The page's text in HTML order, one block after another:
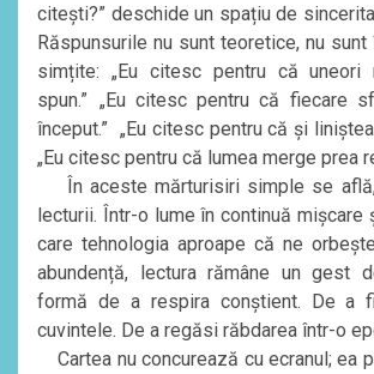
citești?” deschide un spațiu de
Răspunsurile nu sunt teoretice, nu
simțite: „Eu citesc pentru că
spun.” „Eu citesc pentru că fiecare
început.” „Eu citesc pentru că și
„Eu citesc pentru că lumea merge prea
În aceste mărturisiri simple se
lecturii. Într-o lume în continuă mișcare
care tehnologia aproape că ne
abundență, lectura rămâne un gest
formă de a respira conștient. De a
cuvintele. De a regăsi răbdarea într-o
Cartea nu concurează cu ecranul; ea